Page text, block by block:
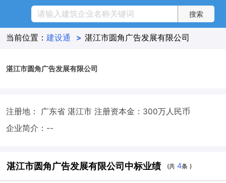
当前位置： 建设通 > 湛江市圆角广告发展有限公司
湛江市圆角广告发展有限公司
注册地： 广东省 湛江市 注册资本金：300万人民币
企业简介：--
湛江市圆角广告发展有限公司中标业绩 (共4条 )